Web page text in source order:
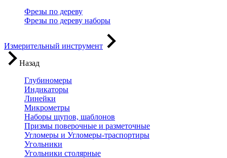
Фрезы по дереву
Фрезы по дереву наборы
Измерительный инструмент
Назад
Глубиномеры
Индикаторы
Линейки
Микрометры
Наборы щупов, шаблонов
Призмы поверочные и разметочные
Угломеры и Угломеры-траспортиры
Угольники
Угольники столярные